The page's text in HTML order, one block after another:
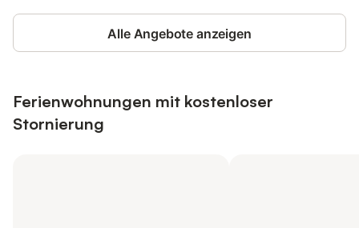
Alle Angebote anzeigen
Ferienwohnungen mit kostenloser
Stornierung